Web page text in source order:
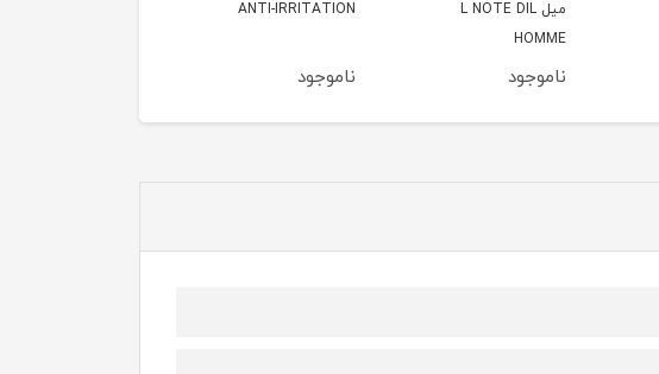
ANTI-IRRITATION
ناموجود
نارنجی 50میل
ناموجود